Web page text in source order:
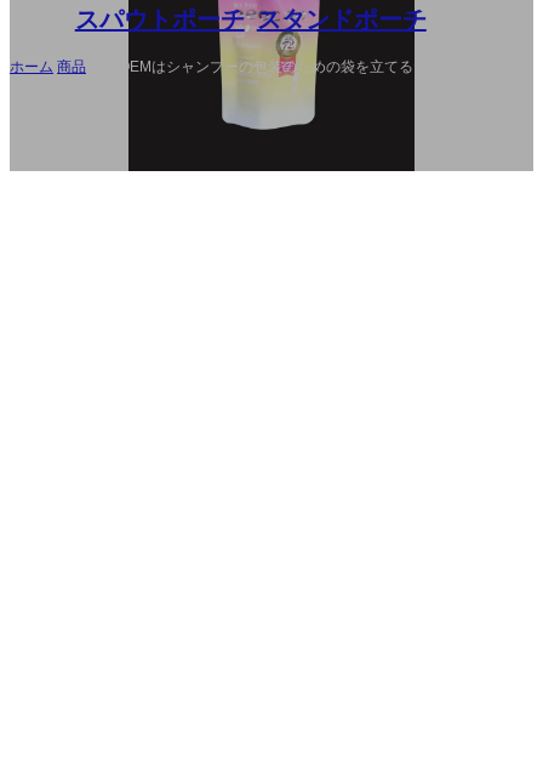
スパウトポーチ,スタンドポーチ
ホーム 商品
勾配OEMはシャンプーの包装のための袋を立てるために噴き